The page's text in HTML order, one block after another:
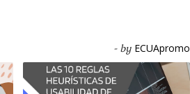
- by ECUApromo